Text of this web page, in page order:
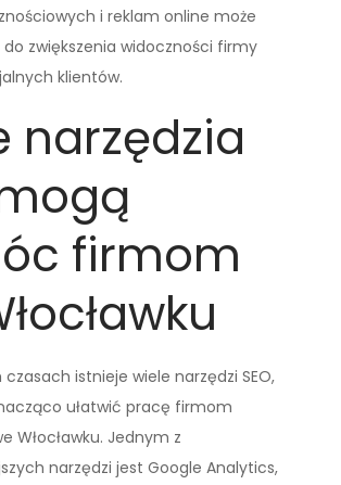
i reklam online może
zwiększenia widoczności firmy
klientów.
narzędzia
firmom
czasach istnieje wiele narzędzi SEO,
ułatwić pracę firmom
Włocławku. Jednym z
narzędzi jest Google Analytics,